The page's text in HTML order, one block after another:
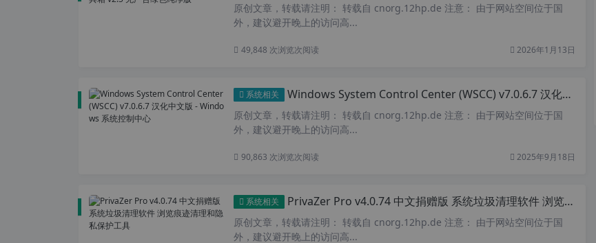
原创文章，转载请注明： 转载自 cnorg.12hp.de 注意： 由于网站空间位于国
外，建议避开晚上的访问高...
49,848 次浏览次阅读 2026年1月13日
系统相关 Windows System Control Center (WSCC) v7.0.6.7 汉化中文版 - Windows 系统控制中心
原创文章，转载请注明： 转载自 cnorg.12hp.de 注意： 由于网站空间位于国
外，建议避开晚上的访问高...
90,863 次浏览次阅读 2025年9月18日
系统相关 PrivaZer Pro v4.0.74 中文捐赠版 系统垃圾清理软件 浏览痕迹清理和隐私保护工具
原创文章，转载请注明： 转载自 cnorg.12hp.de 注意： 由于网站空间位于国
外，建议避开晚上的访问高...